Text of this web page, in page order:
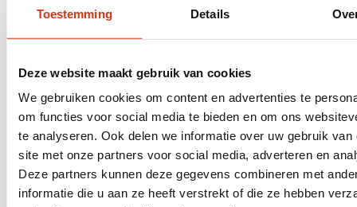
Toestemming Details
Deze website maakt gebruik van cookies
We gebruiken cookies om content en advertenties te
om functies voor social media te bieden en om ons
te analyseren. Ook delen we informatie over uw gebruik van
site met onze partners voor social media, adverteren en
Deze partners kunnen deze gegevens combineren met
informatie die u aan ze heeft verstrekt of die ze hebben
Wat is AI-vindbaarheid en hoe
werkt het? (zodat AI jouw
bedrijf noemt)
Mensen zoeken steeds vaker niet meer in
een lijst met blauwe linkjes, maar stellen hun
vraag direct aan AI-chatbots. Dan wil je niet
“ergens” in een bronnenlijst staan; je wil door
de AI genoemd worden als hét antwoord. Dit